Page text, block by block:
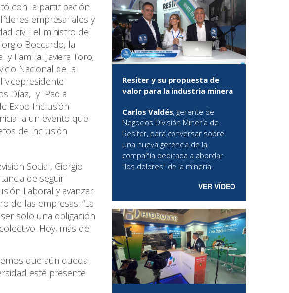
con la participación
empresariales y
civil: el ministro del
Boccardo, la
Familia, Javiera Toro;
Nacional de la
vicepresidente
Díaz, y Paola
Expo Inclusión
a un evento que
de inclusión
Social, Giorgio
de seguir
Laboral y avanzar
de las empresas: “La
solo una obligación
Hoy, más de
que aún queda
esté presente
Resiter y su propuesta de
valor para la industria minera
Carlos Valdés, gerente de
Negocios División Minería de
Resiter, para conversar sobre
una nueva gerencia de la
compañía dedicada a abordar
"los dolores" de la minería.
VER VÍDEO